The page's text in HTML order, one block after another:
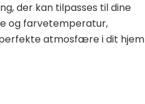
der kan tilpasses til dine
og farvetemperatur,
atmosfære i dit hjem